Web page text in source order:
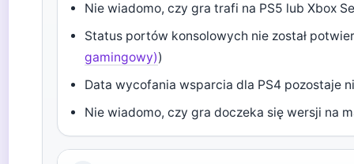
Nie wiadomo, czy gra trafi na PS5 lub Xbox
Status portów konsolowych nie został
gamingowy))
Data wycofania wsparcia dla PS4 pozostaje
Nie wiadomo, czy gra doczeka się wersji na